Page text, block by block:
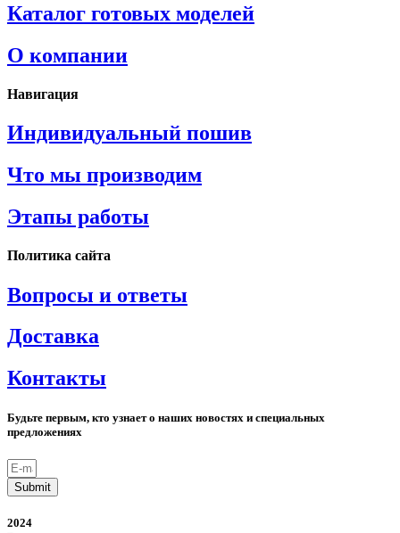
Каталог готовых моделей
О компании
Навигация
Индивидуальный пошив
Что мы производим
Этапы работы
Политика сайта
Вопросы и ответы
Доставка
Контакты
Будьте первым, кто узнает о наших новостях и специальных
предложениях
Submit
2024